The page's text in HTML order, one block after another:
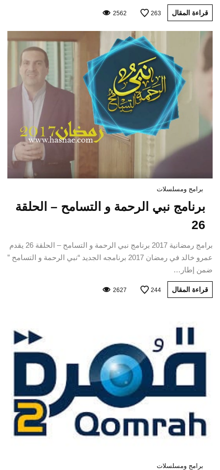
قراءة المقال 263
2562
برامج ومسلسلات
برنامج نبي الرحمة و التسامح – الحلقة
26
برامج رمضانية 2017 برنامج نبي الرحمة و التسامح – الحلقة 26 يقدم
عمرو خالد في رمضان 2017 برنامجه الجديد “نبي الرحمة و التسامح ”
ضمن إطار…
قراءة المقال 244
2627
برامج ومسلسلات